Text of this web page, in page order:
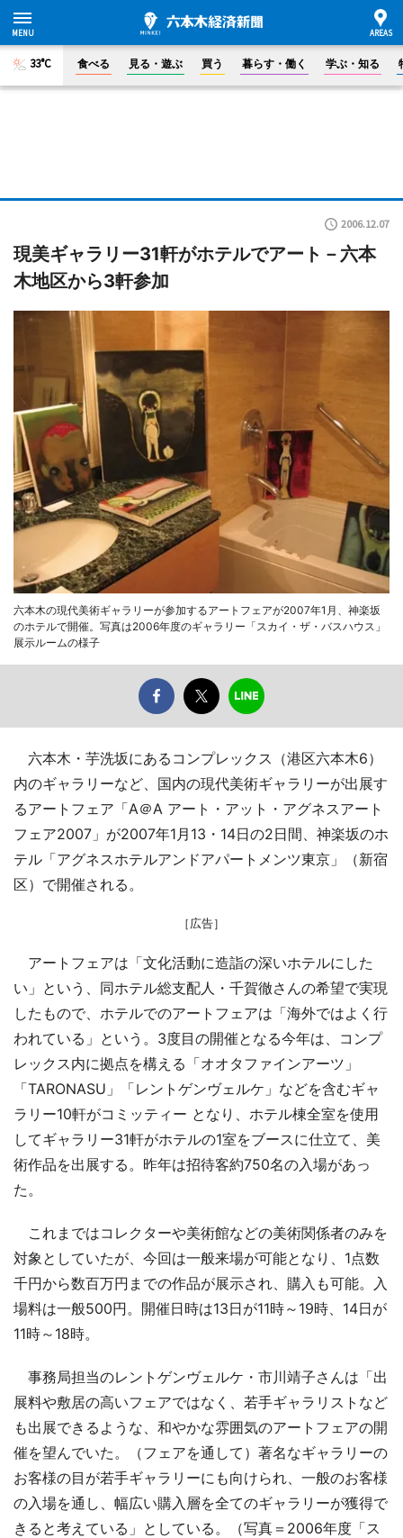
33°C 食べる 見る・遊ぶ 買う 暮らす・働く 学ぶ・知る
2006.12.07
現美ギャラリー31軒がホテルでアート－六本
木地区から3軒参加
六本木の現代美術ギャラリーが参加するアートフェアが2007年1月、神楽坂
のホテルで開催。写真は2006年度のギャラリー「スカイ・ザ・バスハウス」
展示ルームの様子
六本木・芋洗坂にあるコンプレックス（港区六本木6）
内のギャラリーなど、国内の現代美術ギャラリーが出展す
るアートフェア「A＠A アート・アット・アグネスアート
フェア2007」が2007年1月13・14日の2日間、神楽坂のホ
テル「アグネスホテルアンドアパートメンツ東京」（新宿
区）で開催される。
［広告］
アートフェアは「文化活動に造詣の深いホテルにした
い」という、同ホテル総支配人・千賀徹さんの希望で実現
したもので、ホテルでのアートフェアは「海外ではよく行
われている」という。3度目の開催となる今年は、コンプ
レックス内に拠点を構える「オオタファインアーツ」
「TARONASU」「レントゲンヴェルケ」などを含むギャ
ラリー10軒がコミッティー となり、ホテル棟全室を使用
してギャラリー31軒がホテルの1室をブースに仕立て、美
術作品を出展する。昨年は招待客約750名の入場があっ
た。
これまではコレクターや美術館などの美術関係者のみを
対象としていたが、今回は一般来場が可能となり、1点数
千円から数百万円までの作品が展示され、購入も可能。入
場料は一般500円。開催日時は13日が11時～19時、14日が
11時～18時。
事務局担当のレントゲンヴェルケ・市川靖子さんは「出
展料や敷居の高いフェアではなく、若手ギャラリストなど
も出展できるような、和やかな雰囲気のアートフェアの開
催を望んでいた。（フェアを通して）著名なギャラリーの
お客様の目が若手ギャラリーにも向けられ、一般のお客様
の入場を通し、幅広い購入層を全てのギャラリーが獲得で
きると考えている」としている。（写真＝2006年度「ス